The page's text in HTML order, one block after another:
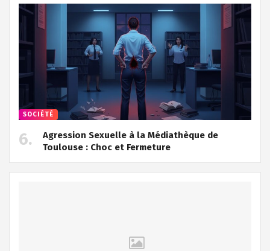
SOCIÉTÉ
Agression Sexuelle à la Médiathèque de
Toulouse : Choc et Fermeture